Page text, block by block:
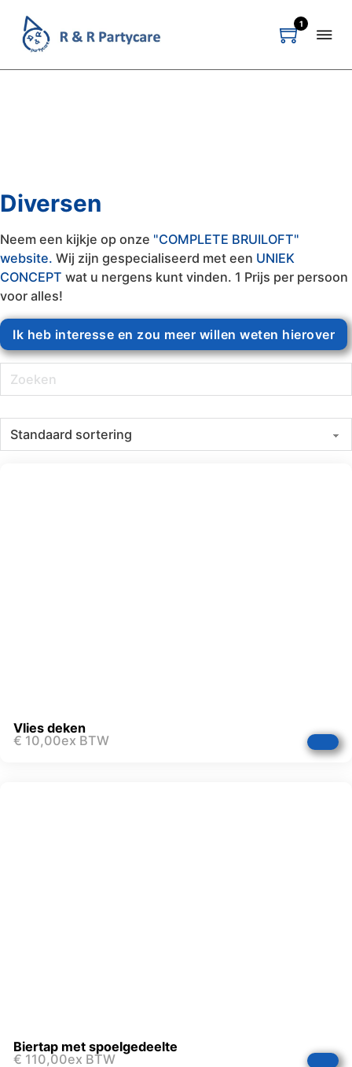
1
Diversen
Neem een kijkje op onze "COMPLETE BRUILOFT"
website. Wij zijn gespecialiseerd met een UNIEK
CONCEPT wat u nergens kunt vinden. 1 Prijs per persoon
voor alles!
Ik heb interesse en zou meer willen weten hierover
Vlies deken
€ 10,00ex BTW
Biertap met spoelgedeelte
€ 110,00ex BTW